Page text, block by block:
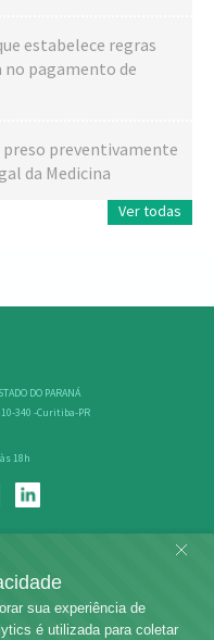
estabelece regras
no pagamento de
preso preventivamente
da Medicina
Ver todas
DO PARANÁ
340 -Curitiba-PR
18h
sua experiência de
é utilizada para coletar